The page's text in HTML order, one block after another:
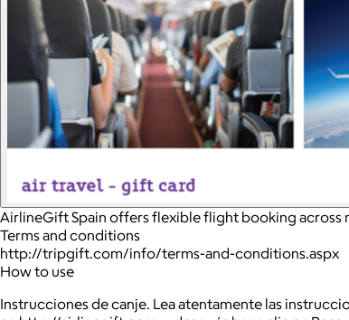
AirlineGift Spain offers flexible flight booking across
Terms and conditions
http://tripgift.com/info/terms-and-conditions.aspx
How to use
Instrucciones de canje. Lea atentamente las